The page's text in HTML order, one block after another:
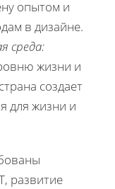
опытом и
в дизайне.
среда:
жизни и
создает
для жизни и
развитие